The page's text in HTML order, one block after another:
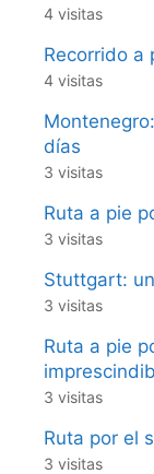
4 visitas
Recorrido a
4 visitas
días
3 visitas
Ruta a pie
3 visitas
Stuttgart:
3 visitas
Ruta a pie
3 visitas
Ruta por el
3 visitas